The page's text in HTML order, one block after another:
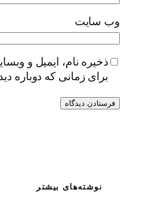
وب‌ سایت
ذخیره نام، ایمیل و
برای زمانی که دوباره
نوشته‌های بیشتر